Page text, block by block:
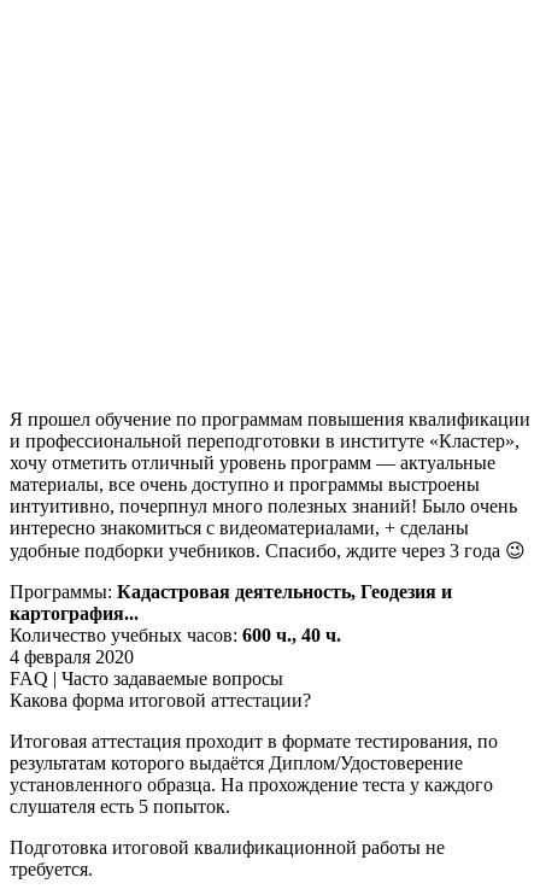
Я прошел обучение по программам повышения квалификации
и профессиональной переподготовки в институте «Кластер»,
хочу отметить отличный уровень программ — актуальные
материалы, все очень доступно и программы выстроены
интуитивно, почерпнул много полезных знаний! Было очень
интересно знакомиться с видеоматериалами, + сделаны
удобные подборки учебников. Спасибо, ждите через 3 года 😉
Программы: Кадастровая деятельность, Геодезия и
картография...
Количество учебных часов: 600 ч., 40 ч.
4 февраля 2020
FAQ | Часто задаваемые вопросы
Какова форма итоговой аттестации?
Итоговая аттестация проходит в формате тестирования, по
результатам которого выдаётся Диплом/Удостоверение
установленного образца. На прохождение теста у каждого
слушателя есть 5 попыток.
Подготовка итоговой квалификационной работы не
требуется.